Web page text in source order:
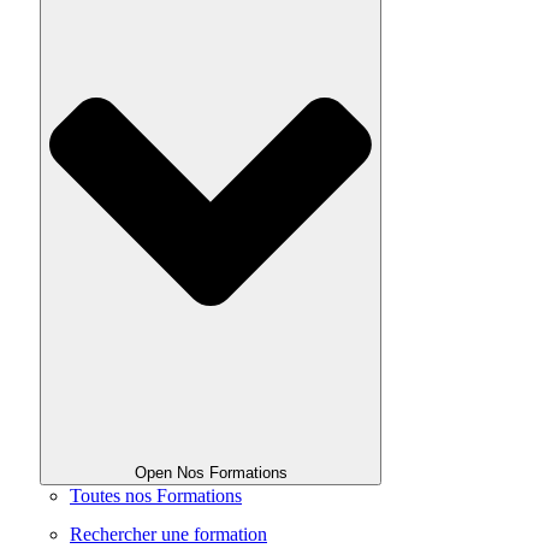
Open Nos Formations
Toutes nos Formations
Rechercher une formation